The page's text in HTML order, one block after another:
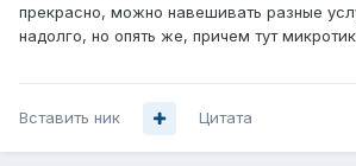
прекрасно, можно навешивать разные
надолго, но опять же, причем тут
Вставить ник Цитата